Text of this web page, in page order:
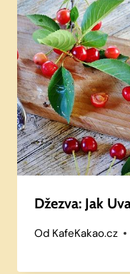
Džezva: Jak
Od KafeKakao.cz